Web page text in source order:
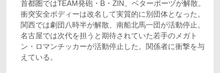
首都圏ではTEAM発砲・B・ZIN、ベターポーヅが解散。
衝突安全ボディーは改名して実質的に別団体となった。
関西では劇団八時半が解散、南船北馬一団が活動停止。
名古屋では次代を担うと期待されていた若手のメガト
ン・ロマンチッカーが活動停止した。関係者に衝撃を与
えている。